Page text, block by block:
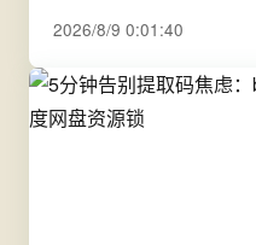
2026/8/9 0:01:40